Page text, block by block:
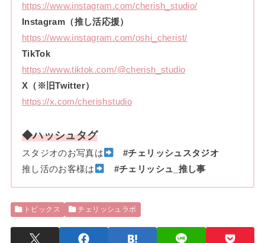
https://www.instagram.com/cherish_studio/
Instagram（推し活応援）
https://www.instagram.com/oshi_cherist/
TikTok
https://www.tiktok.com/@cherish_studio
X（※旧Twitter）
https://x.com/cherishstudio
◆ハッシュタグ
スタジオのお写真は
#チェリッシュスタジオ
推し活のお客様は
#チェリッシュ_推し事
トピックス チェリッシュラボ